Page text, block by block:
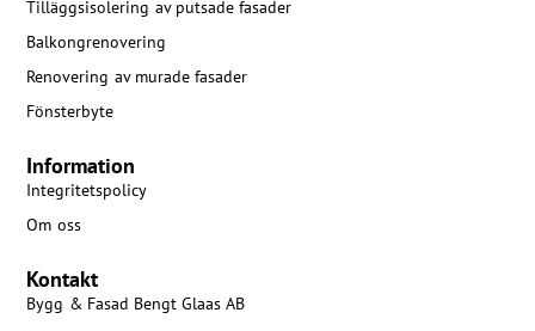
Tilläggsisolering av putsade fasader
Balkongrenovering
Renovering av murade fasader
Fönsterbyte
Information
Integritetspolicy
Om oss
Kontakt
Bygg & Fasad Bengt Glaas AB